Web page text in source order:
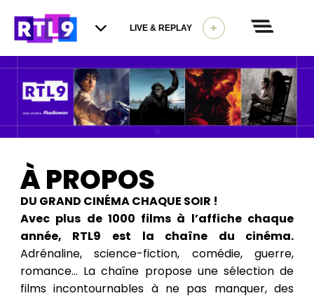
LIVE & REPLAY +
À PROPOS
DU GRAND CINÉMA CHAQUE SOIR !
Avec plus de 1000 films à l’affiche chaque
année, RTL9 est la chaîne du cinéma.
Adrénaline, science-fiction, comédie, guerre,
romance… La chaîne propose une sélection de
films incontournables à ne pas manquer, des